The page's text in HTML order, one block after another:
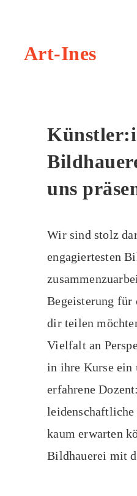
Art-Ines
uns
Wir sind stolz
engagiertesten
Begeisterung
dir teilen
Vielfalt an
in ihre Kurse ein
erfahrene
kaum erwarten
Bildhauerei mit